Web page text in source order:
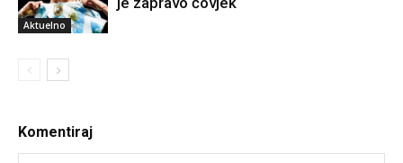
Aktuelno
Komentiraj